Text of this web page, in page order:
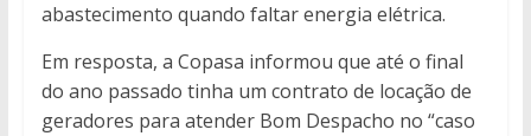
abastecimento quando faltar energia elétrica.
Em resposta, a Copasa informou que até o final
do ano passado tinha um contrato de locação de
geradores para atender Bom Despacho no “caso